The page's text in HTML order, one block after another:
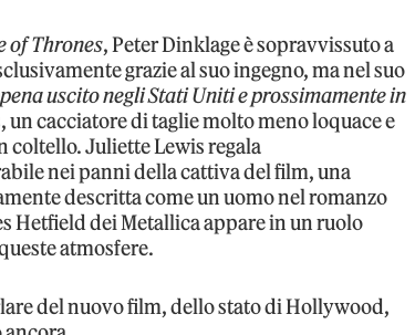
of Thrones, Peter Dinklage è sopravvissuto a
grazie al suo ingegno, ma nel suo
uscito negli Stati Uniti e prossimamente in
cacciatore di taglie molto meno loquace e
coltello. Juliette Lewis regala
nei panni della cattiva del film, una
descritta come un uomo nel romanzo
Hetfield dei Metallica appare in un ruolo
atmosfere.
del nuovo film, dello stato di Hollywood,